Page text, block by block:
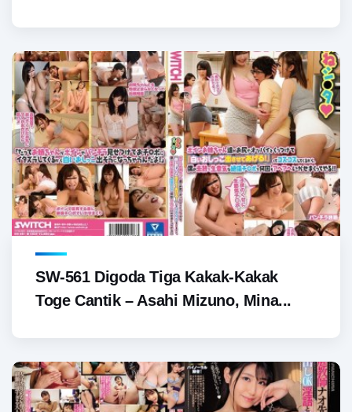
SW-561 Digoda Tiga Kakak-Kakak
Toge Cantik – Asahi Mizuno, Mina...